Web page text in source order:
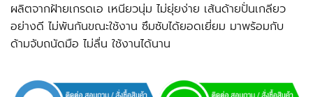
ผลิตจากฝ้ายเกรดเอ เหนียวนุ่ม ไม่ยุ่ยง่าย เส้นด้ายปั่นเกลียว
อย่างดี ไม่พันกันขณะใช้งาน ซึมซับได้ยอดเยี่ยม มาพร้อมกับ
ด้ามจับถนัดมือ ไม่ลื่น ใช้งานได้นาน